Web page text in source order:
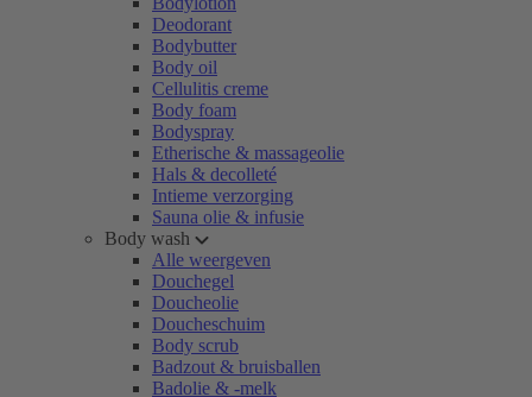
Deodorant
Bodybutter
Body oil
Cellulitis creme
Body foam
Bodyspray
Etherische & massageolie
Hals & decolleté
Intieme verzorging
Sauna olie & infusie
Body wash
Alle weergeven
Douchegel
Doucheolie
Doucheschuim
Body scrub
Badzout & bruisballen
Badolie & -melk